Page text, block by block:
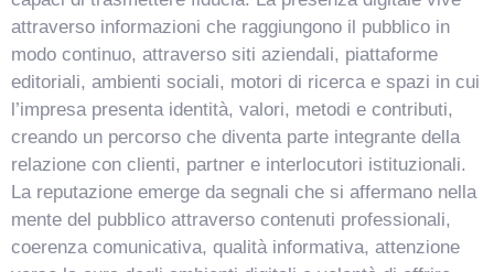
attraverso informazioni che raggiungono il pubblico in
modo continuo, attraverso siti aziendali, piattaforme
editoriali, ambienti sociali, motori di ricerca e spazi in cui
l’impresa presenta identità, valori, metodi e contributi,
creando un percorso che diventa parte integrante della
relazione con clienti, partner e interlocutori istituzionali.
La reputazione emerge da segnali che si affermano nella
mente del pubblico attraverso contenuti professionali,
coerenza comunicativa, qualità informativa, attenzione